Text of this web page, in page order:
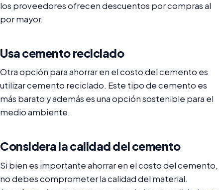
los proveedores ofrecen descuentos por compras al
por mayor.
Usa cemento reciclado
Otra opción para ahorrar en el costo del cemento es
utilizar cemento reciclado. Este tipo de cemento es
más barato y además es una opción sostenible para el
medio ambiente.
Considera la calidad del cemento
Si bien es importante ahorrar en el costo del cemento,
no debes comprometer la calidad del material.